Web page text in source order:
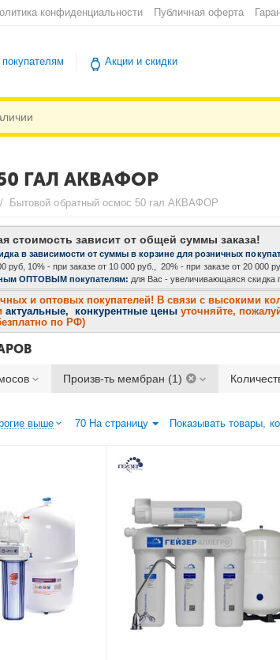
конфиденциальности Публичная оферта
Акции и скидки
ГАЛ АКВАФОР
/ Бытовой обратный осмос 50 гал АКВАФОР
стоимость зависит от общей суммы заказа!
в зависимости от суммы в корзине для розничных
руб, 10% - при заказе от 10 000 руб., 20% - при заказе от 20 000
ОПТОВЫМ покупателям: для Вас - увеличивающаяся скидка
и оптовых покупателей! В связи с высокими
актуальные, конкурентные цены уточняйте,
по РФ)
Произв-ть мембран (1)
выше 70 На страницу Показывать товары,